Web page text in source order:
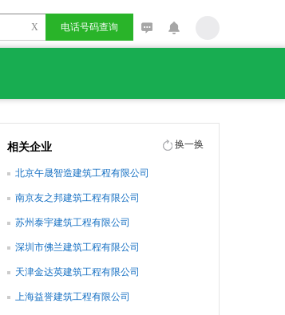
X 电话号码查询
相关企业 换一换
北京午晟智造建筑工程有限公司
南京友之邦建筑工程有限公司
苏州泰宇建筑工程有限公司
深圳市佛兰建筑工程有限公司
天津金达英建筑工程有限公司
上海益誉建筑工程有限公司